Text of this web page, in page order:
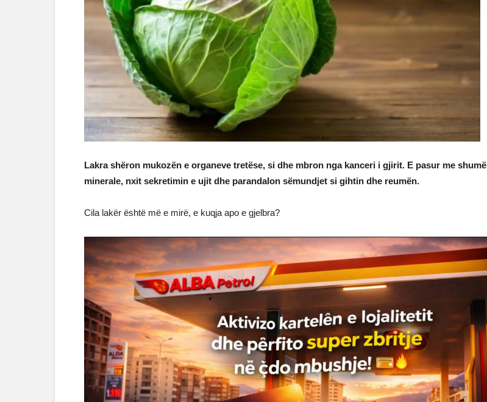
Lakra shëron mukozën e organeve tretëse, si dhe mbron nga kanceri i gjirit. E pasur me shumë
minerale, nxit sekretimin e ujit dhe parandalon sëmundjet si gihtin dhe reumën.
Cila lakër është më e mirë, e kuqja apo e gjelbra?